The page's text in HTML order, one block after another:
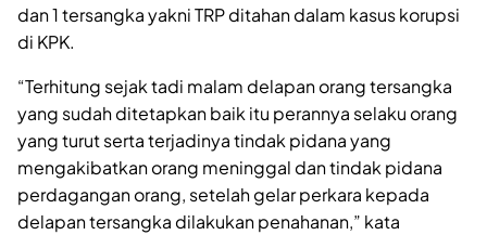
dan 1 tersangka yakni TRP ditahan dalam kasus korupsi
di KPK.
“Terhitung sejak tadi malam delapan orang tersangka
yang sudah ditetapkan baik itu perannya selaku orang
yang turut serta terjadinya tindak pidana yang
mengakibatkan orang meninggal dan tindak pidana
perdagangan orang, setelah gelar perkara kepada
delapan tersangka dilakukan penahanan,” kata